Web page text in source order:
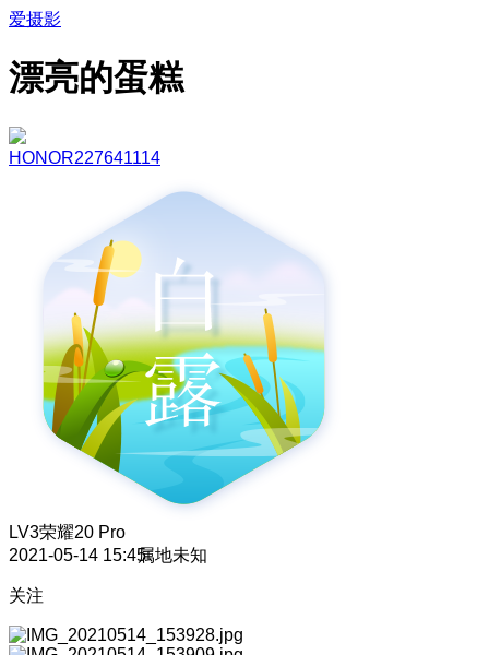
爱摄影
漂亮的蛋糕
HONOR227641114
LV3荣耀20 Pro
2021-05-14 15:45属地未知
关注